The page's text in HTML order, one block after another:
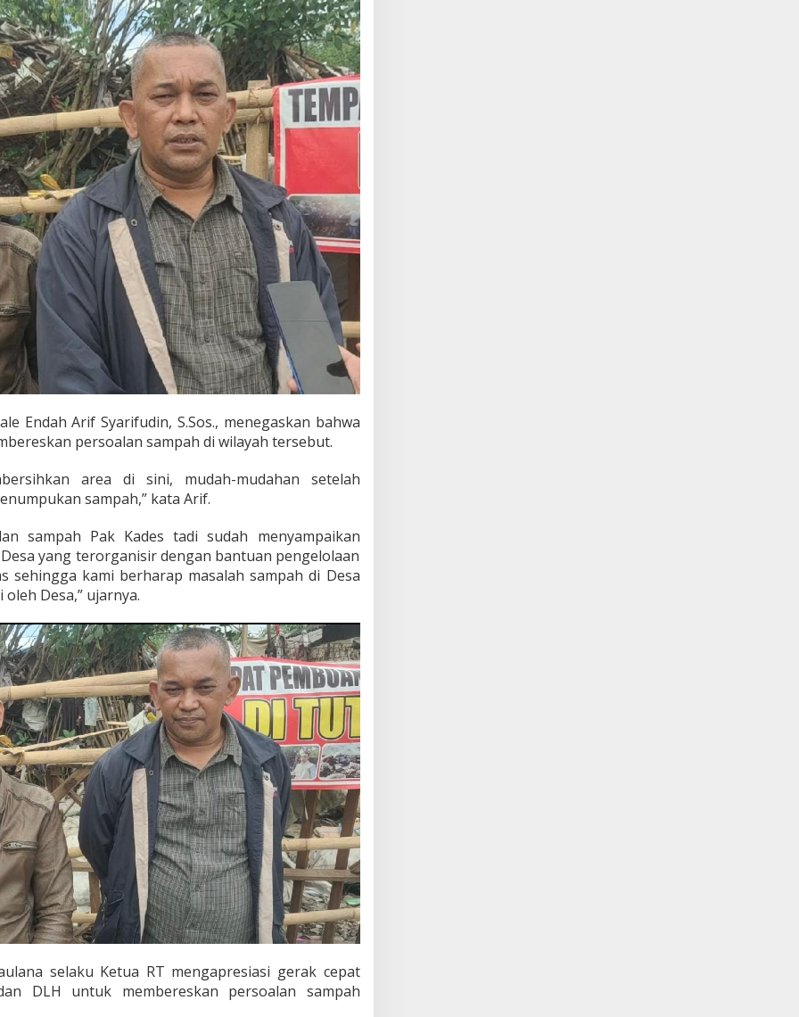
Endah Arif Syarifudin, S.Sos., menegaskan bahwa
persoalan sampah di wilayah tersebut.
area di sini, mudah-mudahan setelah
sampah,” kata Arif.
sampah Pak Kades tadi sudah menyampaikan
yang terorganisir dengan bantuan pengelolaan
sehingga kami berharap masalah sampah di Desa
Desa,” ujarnya.
selaku Ketua RT mengapresiasi gerak cepat
DLH untuk membereskan persoalan sampah